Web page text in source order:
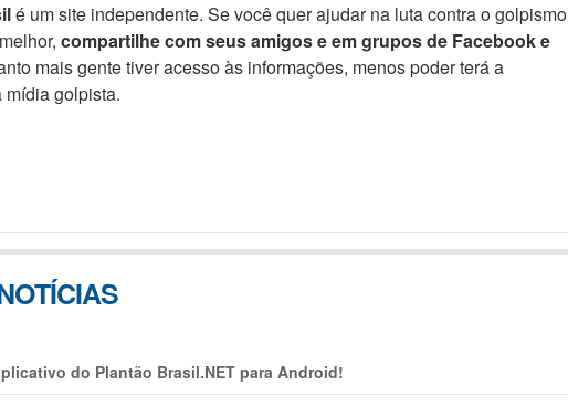
é um site independente. Se você quer ajudar na luta contra o golpismo
compartilhe com seus amigos e em grupos de Facebook e
mais gente tiver acesso às informações, menos poder terá a
golpista.
do Plantão Brasil.NET para Android!